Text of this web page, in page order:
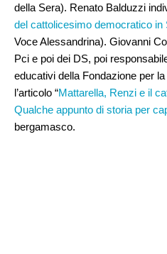
della Sera). Renato Balduzzi
del cattolicesimo democratico in
Voce Alessandrina). Giovanni
Pci e poi dei DS, poi
educativi della Fondazione per
l’articolo “Mattarella, Renzi e il
Qualche appunto di storia per
bergamasco.